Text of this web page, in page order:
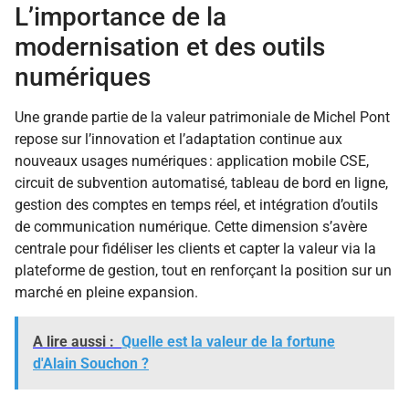
L’importance de la
modernisation et des outils
numériques
Une grande partie de la valeur patrimoniale de Michel Pont
repose sur l’innovation et l’adaptation continue aux
nouveaux usages numériques : application mobile CSE,
circuit de subvention automatisé, tableau de bord en ligne,
gestion des comptes en temps réel, et intégration d’outils
de communication numérique. Cette dimension s’avère
centrale pour fidéliser les clients et capter la valeur via la
plateforme de gestion, tout en renforçant la position sur un
marché en pleine expansion.
A lire aussi : Quelle est la valeur de la fortune
d'Alain Souchon ?